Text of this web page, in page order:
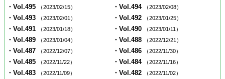
・Vol.495 （2023/02/15） ・Vol.494 （2023/02/08）
・Vol.493 （2023/02/01） ・Vol.492 （2023/01/25）
・Vol.491 （2023/01/18） ・Vol.490 （2023/01/11）
・Vol.489 （2023/01/04） ・Vol.488 （2022/12/21）
・Vol.487 （2022/12/07） ・Vol.486 （2022/11/30）
・Vol.485 （2022/11/22） ・Vol.484 （2022/11/16）
・Vol.483 （2022/11/09） ・Vol.482 （2022/11/02）